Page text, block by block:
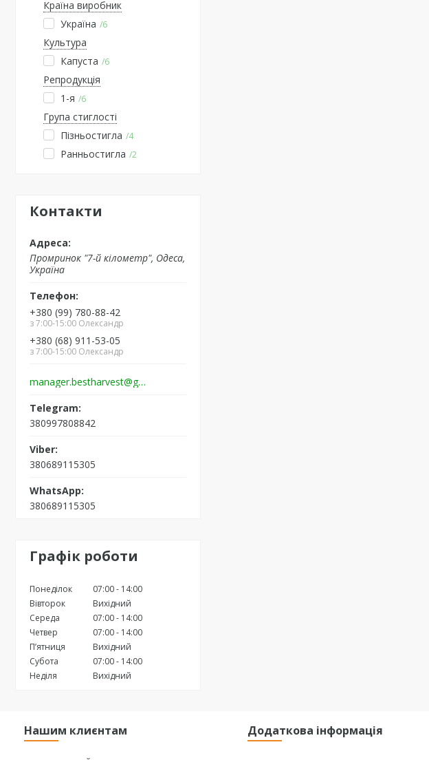
Країна виробник
Україна
6
Культура
Капуста
6
Репродукція
1-я
6
Група стиглості
Пізньостигла
4
Ранньостигла 2
Контакти
Промринок "7-й кілометр", Одеса,
Україна
+380 (99) 780-88-42
з 7:00-15:00 Олександр
+380 (68) 911-53-05
з 7:00-15:00 Олександр
manager.bestharvest@gmail.com
380997808842
380689115305
380689115305
Графік роботи
Понеділок 07:00
14:00
Вівторок
Вихідний
Середа
07:00
14:00
Четвер
07:00
14:00
Пʼятниця
Вихідний
Субота
07:00
14:00
Неділя
Вихідний
Нашим клиєнтам Додаткова інформація